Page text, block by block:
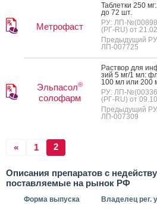
Метрофаст
Таб­летки 250
до 72 шт.
РУ: ЛП-
(РГ-RU) от
Предыдущий
ЛП-007725
Эльпасол®
солофарм
Рас­твор для
зий 5 мг/1 мл:
100 мл или 200
РУ: ЛП-
(РГ-RU) от
Предыдущий
ЛП-007309
« 1 2
Описания препаратов с
поставляемые на рынок РФ
Форма выпуска Владелец рег.